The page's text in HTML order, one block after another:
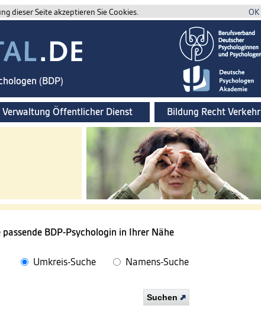
dieser Seite akzeptieren Sie Cookies. OK
(BDP)
Öffentlicher Dienst Bildung Recht Verkehr
BDP-Psychologin in Ihrer Nähe
Umkreis-Suche Namens-Suche
Suchen